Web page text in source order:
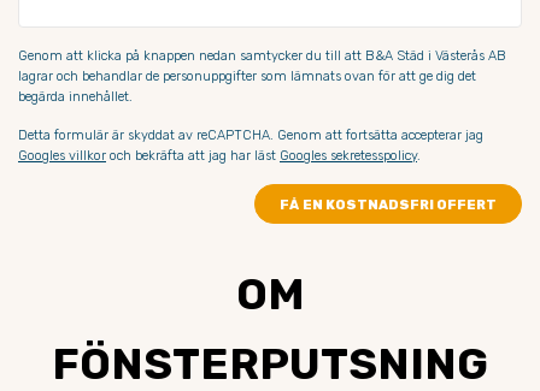
Genom att klicka på knappen nedan samtycker du till att B&A Städ i Västerås AB
lagrar och behandlar de personuppgifter som lämnats ovan för att ge dig det
begärda innehållet.
Detta formulär är skyddat av reCAPTCHA. Genom att fortsätta accepterar jag
Googles villkor och bekräfta att jag har läst Googles sekretesspolicy.
FÅ EN KOSTNADSFRI OFFERT
OM
FÖNSTERPUTSNING